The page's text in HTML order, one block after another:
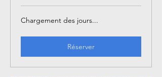
Chargement des jours...
Réserver